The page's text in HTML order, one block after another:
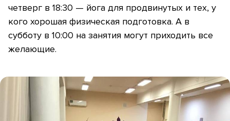
четверг в 18:30 — йога для продвинутых и тех, у
кого хорошая физическая подготовка. А в
субботу в 10:00 на занятия могут приходить все
желающие.